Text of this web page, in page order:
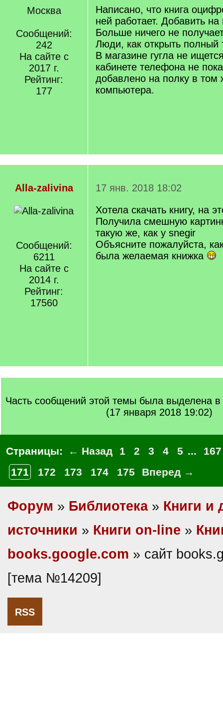
Москва
Сообщений:
242
На сайте с
2017 г.
Рейтинг:
177
Написано, что книга
ней работает. Добавить
Больше ничего не
Люди, как открыть полный
В магазине гугла не
кабинете телефона не
добавлено на полку в том
компьютера.
Alla-zalivina
Сообщений:
6211
На сайте с
2014 г.
Рейтинг:
17560
17 янв. 2018 18:02
Хотела скачать книгу, на
Получила смешную
такую же, как у snegir
Объясните пожалуйста,
была желаемая книжка
Часть сообщений этой темы была выделена в
(17 января 2018 19:02)
Страницы: ← Назад 1 2 3 4 5 ...
167
171
172 173 174 175 Вперед →
Форум » Библиотека» Книги и
источники » Книги on-line »
books.google.com » сайт
[тема №14209]
RSS